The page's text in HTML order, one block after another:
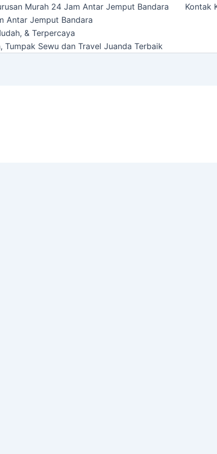
Murah 24 Jam Antar Jemput Bandara
Kontak
Antar Jemput Bandara
& Terpercaya
Sewu dan Travel Juanda Terbaik